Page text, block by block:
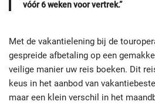
vóór 6 weken voor vertrek.”
Met de vakantielening bij de
gespreide afbetaling op een
veilige manier uw reis boeken. Dit
keus in het aanbod van
maar een klein verschil in het